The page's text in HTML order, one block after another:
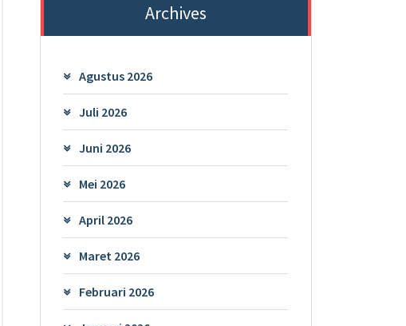
Archives
Agustus 2026
Juli 2026
Juni 2026
Mei 2026
April 2026
Maret 2026
Februari 2026